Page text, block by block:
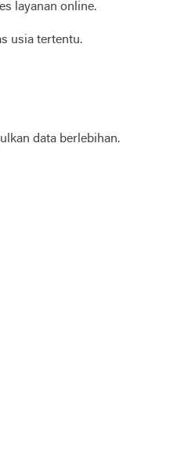
layanan online.
usia tertentu.
data berlebihan.